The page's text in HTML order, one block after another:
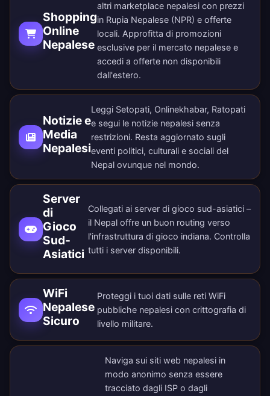
Shopping
Online
Nepalese
altri marketplace nepalesi con prezzi
in Rupia Nepalese (NPR) e offerte
locali. Approfitta di promozioni
esclusive per il mercato nepalese e
accedi a offerte non disponibili
dall'estero.
Notizie e
Media
Nepalesi
Leggi Setopati, Onlinekhabar, Ratopati
e segui le notizie nepalesi senza
restrizioni. Resta aggiornato sugli
eventi politici, culturali e sociali del
Nepal ovunque nel mondo.
Server
di
Gioco
Sud-
Asiatici
Collegati ai server di gioco sud-asiatici –
il Nepal offre un buon routing verso
l'infrastruttura di gioco indiana. Controlla
tutti i server disponibili.
WiFi
Nepalese
Sicuro
Proteggi i tuoi dati sulle reti WiFi
pubbliche nepalesi con crittografia di
livello militare.
Naviga sui siti web nepalesi in
modo anonimo senza essere
tracciato dagli ISP o dagli